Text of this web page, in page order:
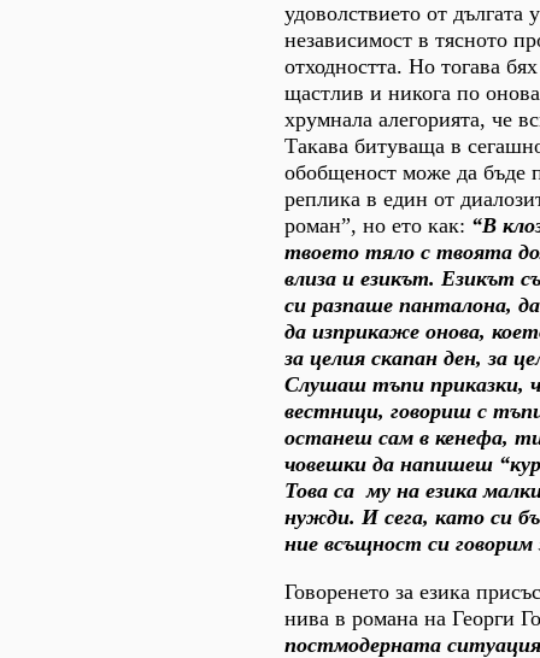
удоволствието от дългата
независимост в тясното
отходността. Но тогава
щастлив и никога по
хрумнала алегорията, че
Такава битуваща в
обобщеност може да бъде
реплика в един от
роман”, но ето как: “В
твоето тяло с твоята
влиза и езикът. Езикът
си разпаше панталона,
да изприкаже онова,
за целия скапан ден, за
Слушаш тъпи приказки,
вестници, говориш с
останеш сам в кенефа,
човешки да напишеш
Това са му на езика
нужди. И сега, като си
ние всъщност си говорим
Говоренето за езика
нива в романа на Георги
постмодерната ситуация